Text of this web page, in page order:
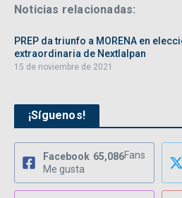
Noticias relacionadas:
PREP da triunfo a MORENA en
extraordinaria de Nextlalpan
15 de noviembre de 2021
¡Síguenos!
Facebook 65,086Fans
Me gusta